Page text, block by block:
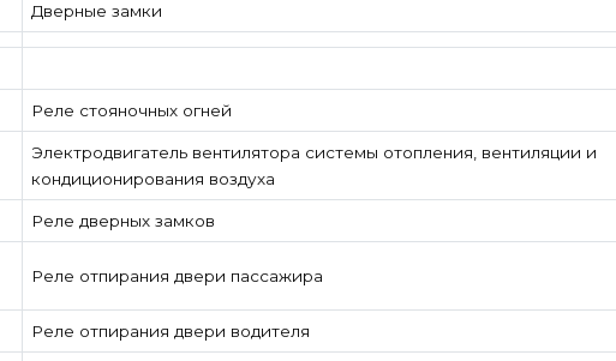
Дверные замки
Реле стояночных огней
Электродвигатель вентилятора системы отопления, вентиляции и
кондиционирования воздуха
Реле дверных замков
Реле отпирания двери пассажира
Реле отпирания двери водителя